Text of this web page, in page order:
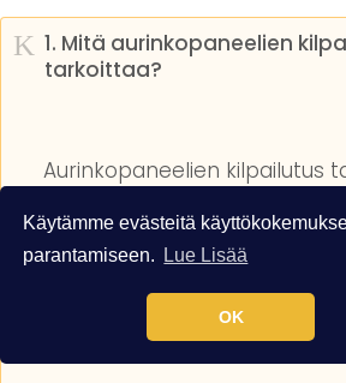
Käytämme evästeitä
parantamiseen.
Lue Lisää
OK
K 1. Mitä aurinkopaneelien
tarkoittaa?
Aurinkopaneelien kilpailutus
prosessia, jossa useat eri
toimittajat tarjoavat
projektista. Tämä
vertailla eri tarjouksia ja
parhaiten sopivan.